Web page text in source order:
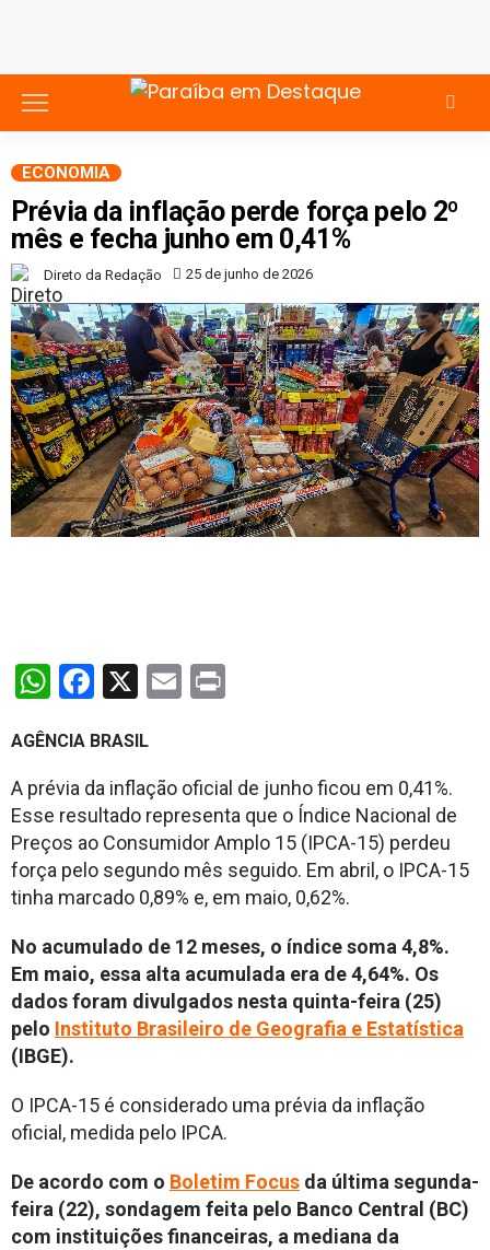
ECONOMIA
Prévia da inflação perde força pelo 2º
mês e fecha junho em 0,41%
Direto da Redação 25 de junho de 2026
WhatsApp
Facebook
X Email
AGÊNCIA BRASIL
A prévia da inflação oficial de junho ficou em 0,41%.
Esse resultado representa que o Índice Nacional de
Preços ao Consumidor Amplo 15 (IPCA-15) perdeu
força pelo segundo mês seguido. Em abril, o IPCA-15
tinha marcado 0,89% e, em maio, 0,62%.
No acumulado de 12 meses, o índice soma 4,8%.
Em maio, essa alta acumulada era de 4,64%. Os
dados foram divulgados nesta quinta-feira (25)
pelo Instituto Brasileiro de Geografia e Estatística
(IBGE).
O IPCA-15 é considerado uma prévia da inflação
oficial, medida pelo IPCA.
De acordo com o Boletim Focus da última segunda-
feira (22), sondagem feita pelo Banco Central (BC)
com instituições financeiras, a mediana da